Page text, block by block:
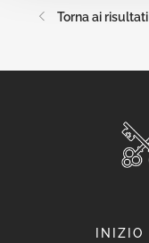
Torna ai risultati
INIZIO